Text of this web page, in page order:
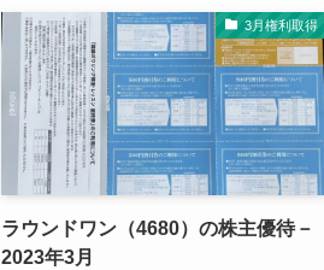
3月権利取得
ラウンドワン（4680）の株主優待－
2023年3月